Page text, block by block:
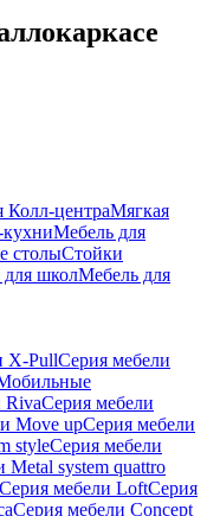
Колл-центраМягкая
Мебель для
столыСтойки
школМебель для
X-PullСерия мебели
RivaСерия мебели
Move upСерия мебели
styleСерия мебели
Metal system quattro
Серия мебели LoftСерия
Серия мебели Concept